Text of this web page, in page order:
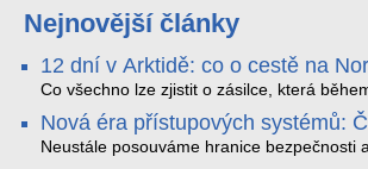
Nejnovější články
12 dní v Arktidě: co o cestě na
data ze SMARTBOX 2 MAX
Co všechno lze zjistit o zásilce, která
projede Arktidou? SMARTBOX 2 MAX
Tromsø přes Lofoty, Kirunu a finské
Nordkapp. Bez jediného dobití, v mrazu až
Nová éra přístupových systémů:
Signo
Neustále posouváme hranice bezpečnosti